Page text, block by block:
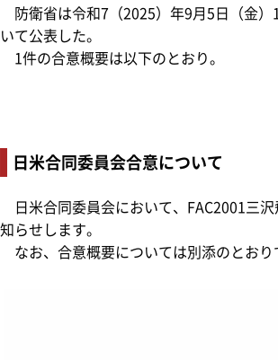
防衛省は令和7（2025）年9月5日（金
いて公表した。
1件の合意概要は以下のとおり。
日米合同委員会合意について
日米合同委員会において、FAC2001三
知らせします。
なお、合意概要については別添のとおり